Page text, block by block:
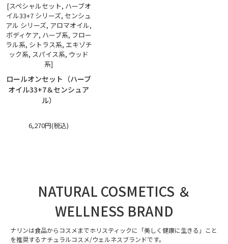
[スペシャルセット, ハーブオ
イル33+7 シリーズ, センシュ
アル シリーズ, アロマオイル,
ボディケア, ハーブ系, フロー
ラル系, シトラス系, エキゾチ
ック系, スパイス系, ウッド
系]
ロールオンセット（ハーブ
オイル33+7＆センシュア
ル）
6,270円(税込)
NATURAL COSMETICS ＆
WELLNESS BRAND
ナリンは食品からコスメまでホリスティックに「美しく健康に生きる」こと
を推奨するナチュラルコスメ/ウェルネスブランドです。